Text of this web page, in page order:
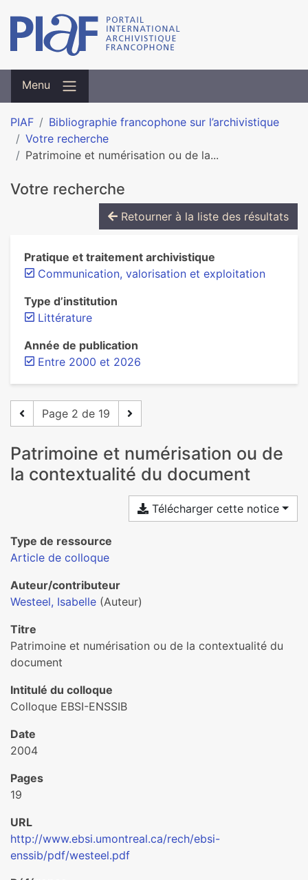
Menu
PIAF
Bibliographie francophone sur l’archivistique
Votre recherche
Patrimoine et numérisation ou de la...
Votre recherche
Retourner à la liste des résultats
Pratique et traitement archivistique
Communication, valorisation et exploitation
Type d’institution
Littérature
Année de publication
Entre 2000 et 2026
Page 2 de 19
Patrimoine et numérisation ou de
la contextualité du document
Télécharger cette notice
Type de ressource
Article de colloque
Auteur/contributeur
Westeel, Isabelle (Auteur)
Titre
Patrimoine et numérisation ou de la contextualité du
document
Intitulé du colloque
Colloque EBSI-ENSSIB
Date
2004
Pages
19
URL
http://www.ebsi.umontreal.ca/rech/ebsi-
enssib/pdf/westeel.pdf